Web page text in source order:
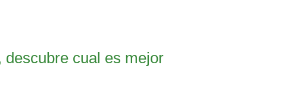
descubre cual es mejor